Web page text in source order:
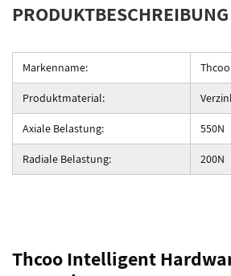
PRODUKTBESCHREIBUNG
Markenname: Thcoo
Produktmaterial:
Axiale Belastung: 550N
Radiale Belastung: 200N
Thcoo Intelligent